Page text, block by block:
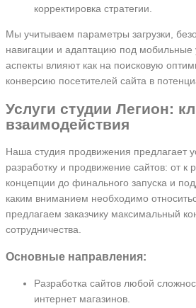
корректировка стратегии.
Мы учитываем параметры загрузки,
навигации и адаптацию под мобильные
аспекты влияют как на поисковую
конверсию посетителей сайта в
Услуги студии Легион:
взаимодействия
Наша студия продвижения предлагает
разработку и продвижение сайтов: от к
концепции до финального запуска и
каким вниманием необходимо
предлагаем заказчику максимальный
сотрудничества.
Основные направления:
Разработка сайтов любой
интернет магазинов.